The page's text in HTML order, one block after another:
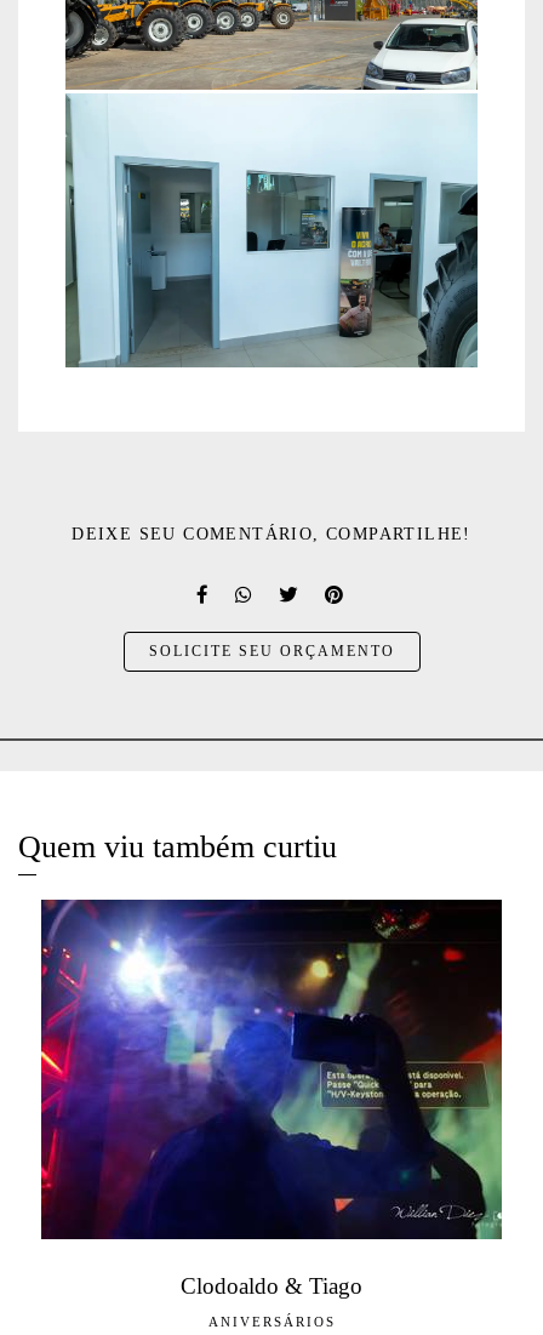
DEIXE SEU COMENTÁRIO, COMPARTILHE!
SOLICITE SEU ORÇAMENTO
Quem viu também curtiu
Clodoaldo & Tiago
ANIVERSÁRIOS